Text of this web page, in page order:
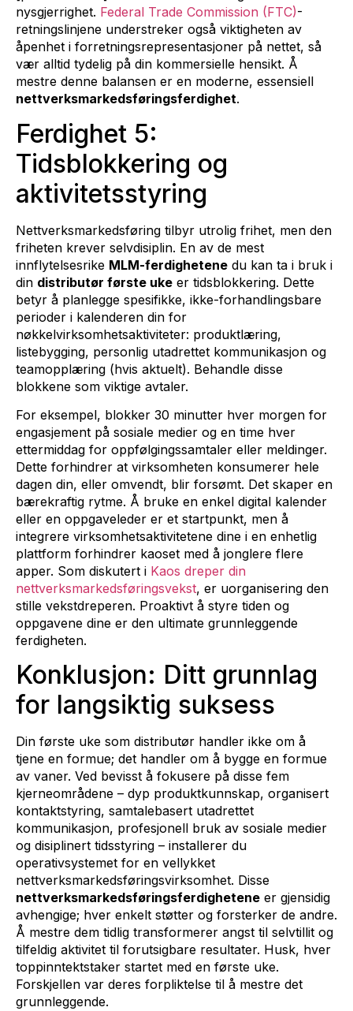
nysgjerrighet. Federal Trade Commission (FTC)-
retningslinjene understreker også viktigheten av
åpenhet i forretningsrepresentasjoner på nettet, så
vær alltid tydelig på din kommersielle hensikt. Å
mestre denne balansen er en moderne, essensiell
nettverksmarkedsføringsferdighet.
Ferdighet 5:
Tidsblokkering og
aktivitetsstyring
Nettverksmarkedsføring tilbyr utrolig frihet, men den
friheten krever selvdisiplin. En av de mest
innflytelsesrike MLM-ferdighetene du kan ta i bruk i
din distributør første uke er tidsblokkering. Dette
betyr å planlegge spesifikke, ikke-forhandlingsbare
perioder i kalenderen din for
nøkkelvirksomhetsaktiviteter: produktlæring,
listebygging, personlig utadrettet kommunikasjon og
teamopplæring (hvis aktuelt). Behandle disse
blokkene som viktige avtaler.
For eksempel, blokker 30 minutter hver morgen for
engasjement på sosiale medier og en time hver
ettermiddag for oppfølgingssamtaler eller meldinger.
Dette forhindrer at virksomheten konsumerer hele
dagen din, eller omvendt, blir forsømt. Det skaper en
bærekraftig rytme. Å bruke en enkel digital kalender
eller en oppgaveleder er et startpunkt, men å
integrere virksomhetsaktivitetene dine i en enhetlig
plattform forhindrer kaoset med å jonglere flere
apper. Som diskutert i Kaos dreper din
nettverksmarkedsføringsvekst, er uorganisering den
stille vekstdreperen. Proaktivt å styre tiden og
oppgavene dine er den ultimate grunnleggende
ferdigheten.
Konklusjon: Ditt grunnlag
for langsiktig suksess
Din første uke som distributør handler ikke om å
tjene en formue; det handler om å bygge en formue
av vaner. Ved bevisst å fokusere på disse fem
kjerneområdene – dyp produktkunnskap, organisert
kontaktstyring, samtalebasert utadrettet
kommunikasjon, profesjonell bruk av sosiale medier
og disiplinert tidsstyring – installerer du
operativsystemet for en vellykket
nettverksmarkedsføringsvirksomhet. Disse
nettverksmarkedsføringsferdighetene er gjensidig
avhengige; hver enkelt støtter og forsterker de andre.
Å mestre dem tidlig transformerer angst til selvtillit og
tilfeldig aktivitet til forutsigbare resultater. Husk, hver
toppinntektstaker startet med en første uke.
Forskjellen var deres forpliktelse til å mestre det
grunnleggende.